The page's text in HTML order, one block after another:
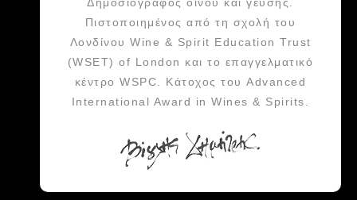
Δημοσιογράφος οίνου και γεύσης.
Πιστοποιημένος από τη σχολή του
Λονδίνου Wine & Spirit Education Trust
(WSET) of London και το επαγγελματικό
κέντρο WSPC. Κάτοχος του Advanced
International Award in Wines & Spirits.